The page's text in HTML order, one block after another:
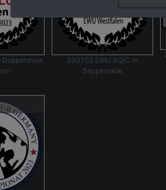
Doppelshow
230702 EWU AQ/C in
Seppenrade